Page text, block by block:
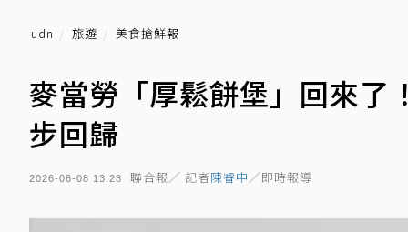
udn 旅遊 美食搶鮮報
麥當勞「厚鬆餅堡」回來
步回歸
2026-06-08 13:28 聯合報／ 記者陳睿中／即時報導